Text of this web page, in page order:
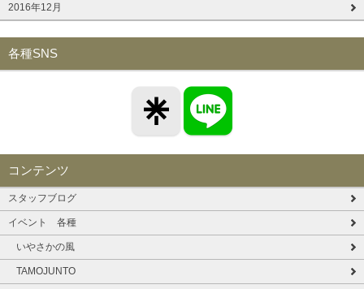
2016年12月
各種SNS
コンテンツ
スタッフブログ
イベント 各種
いやさかの風
TAMOJUNTO